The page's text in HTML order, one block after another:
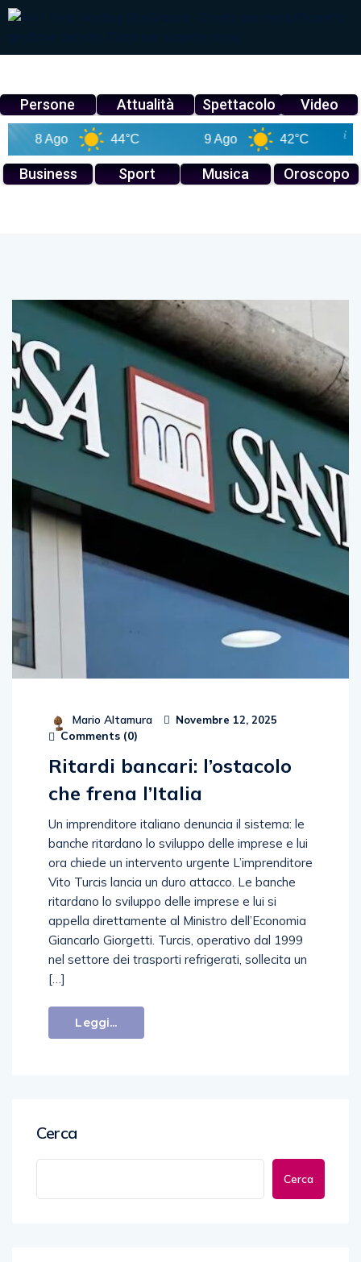
Persone Attualità Spettacolo Video
8 Ago 44°C 9 Ago 42°C 10
Business Sport Musica Oroscopo
Mario Altamura Novembre 12, 2025
Comments (0)
Ritardi bancari: l’ostacolo
che frena l’Italia
Un imprenditore italiano denuncia il sistema: le
banche ritardano lo sviluppo delle imprese e lui
ora chiede un intervento urgente L’imprenditore
Vito Turcis lancia un duro attacco. Le banche
ritardano lo sviluppo delle imprese e lui si
appella direttamente al Ministro dell’Economia
Giancarlo Giorgetti. Turcis, operativo dal 1999
nel settore dei trasporti refrigerati, sollecita un
[…]
Leggi...
Cerca
Cerca